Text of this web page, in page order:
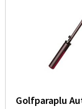
Golfparaplu